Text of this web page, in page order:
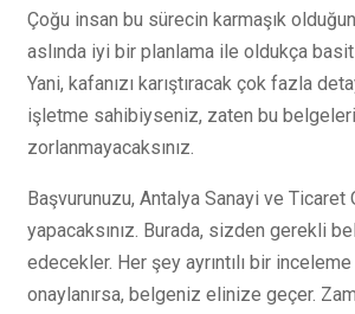
Çoğu insan bu sürecin karmaşık
aslında iyi bir planlama ile oldukça
Yani, kafanızı karıştıracak çok fazla
işletme sahibiyseniz, zaten bu
zorlanmayacaksınız.
Başvurunuzu, Antalya Sanayi ve Ticaret
yapacaksınız. Burada, sizden gerekli
edecekler. Her şey ayrıntılı bir inceleme
onaylanırsa, belgeniz elinize geçer.